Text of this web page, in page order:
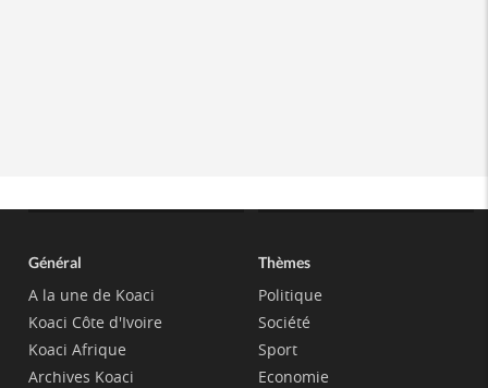
Général
A la une de Koaci
Koaci Côte d'Ivoire
Koaci Afrique
Archives Koaci
Thèmes
Politique
Société
Sport
Economie